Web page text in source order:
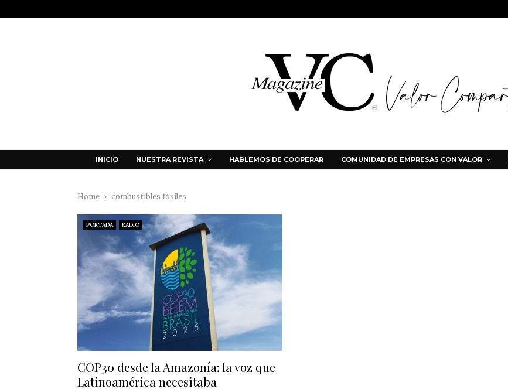
INICIO NUESTRA REVISTA HABLEMOS DE COOPERAR COMUNIDAD DE EMPRESAS CON VALOR
Home combustibles fósiles
PORTADA RADIO
COP30 desde la Amazonía: la voz que
Latinoamérica necesitaba